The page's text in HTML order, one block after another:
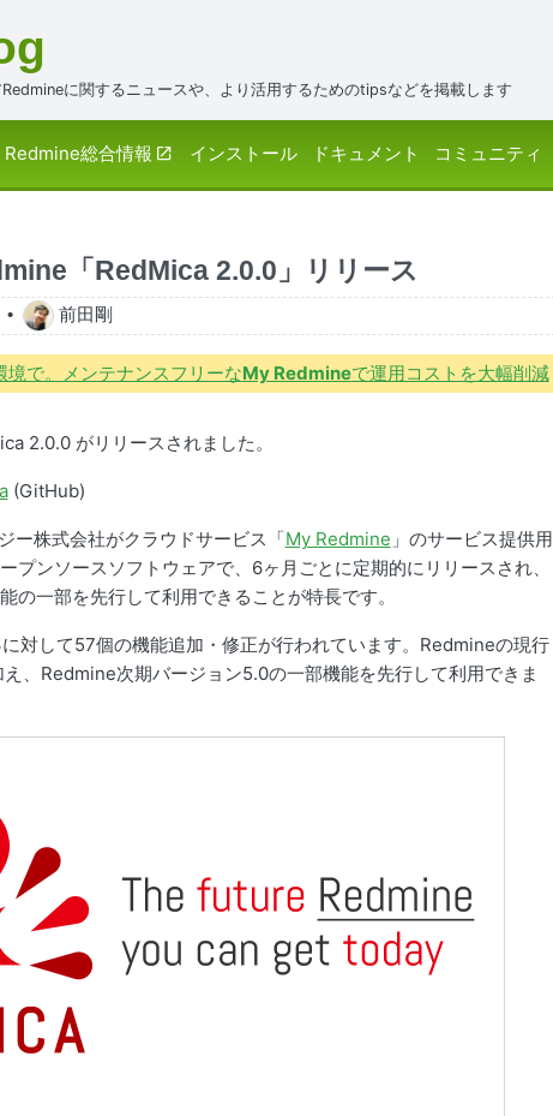
に関するニュースや、より活用するためのtipsなどを掲載します
Redmine総合情報 インストール ドキュメント コミュニティ
「RedMica 2.0.0」リリース
前田剛
で。メンテナンスフリーなMy Redmineで運用コストを大幅削減
2.0.0 がリリースされました。
(GitHub)
ー株式会社がクラウドサービス「My Redmine 」のサービス提供用
プンソースソフトウェアで、6ヶ月ごとに定期的にリリースされ、
の一部を先行して利用できることが特長です。
対して57個の機能追加・修正が行われています。Redmineの現行
、Redmine次期バージョン5.0の一部機能を先行して利用できま